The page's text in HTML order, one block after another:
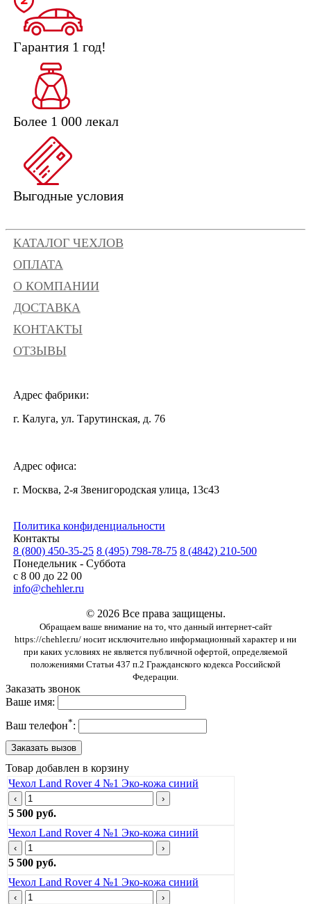
Гарантия 1 год!
Более 1 000 лекал
Выгодные условия
КАТАЛОГ ЧЕХЛОВ
ОПЛАТА
О КОМПАНИИ
ДОСТАВКА
КОНТАКТЫ
ОТЗЫВЫ
Адрес фабрики:
г. Калуга, ул. Тарутинская, д. 76
Адрес офиса:
г. Москва, 2-я Звенигородская улица, 13с43
Политика конфиденциальности
Контакты
8 (800) 450-35-25 8 (495) 798-78-75 8 (4842) 210-500
Понедельник - Суббота
с 8 00 до 22 00
info@chehler.ru
© 2026 Все права защищены.
Обращаем ваше внимание на то, что данный интернет-сайт
https://chehler.ru/ носит исключительно информационный характер и ни
при каких условиях не является публичной офертой, определяемой
положениями Статьи 437 п.2 Гражданского кодекса Российской
Федерации.
Заказать звонок
Ваше имя:
Ваш телефон*:
Товар добавлен в корзину
Чехол Land Rover 4 №1 Эко-кожа синий
‹ ›
5 500 руб.
Чехол Land Rover 4 №1 Эко-кожа синий
‹ ›
5 500 руб.
Чехол Land Rover 4 №1 Эко-кожа синий
‹ ›